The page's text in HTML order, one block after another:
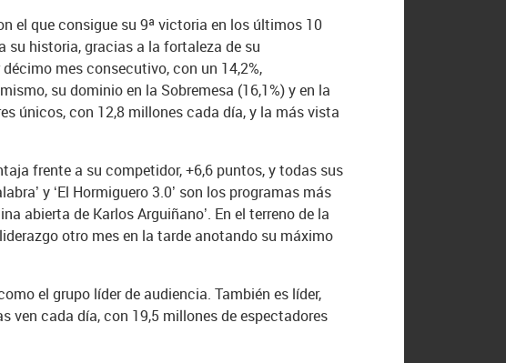
el que consigue su 9ª victoria en los últimos 10
su historia, gracias a la fortaleza de su
mes consecutivo, con un 14,2%,
su dominio en la Sobremesa (16,1%) y en la
únicos, con 12,8 millones cada día, y la más vista
frente a su competidor, +6,6 puntos, y todas sus
y ‘El Hormiguero 3.0’ son los programas más
abierta de Karlos Arguiñano’. En el terreno de la
otro mes en la tarde anotando su máximo
el grupo líder de audiencia. También es líder,
ven cada día, con 19,5 millones de espectadores